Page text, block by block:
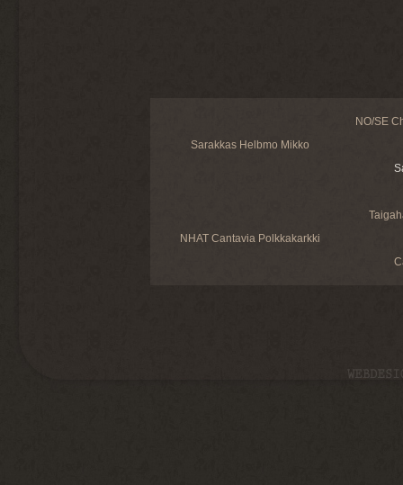
Sarakkas Helbmo Mikko
NO/SE
NHAT Cantavia Polkkakarkki